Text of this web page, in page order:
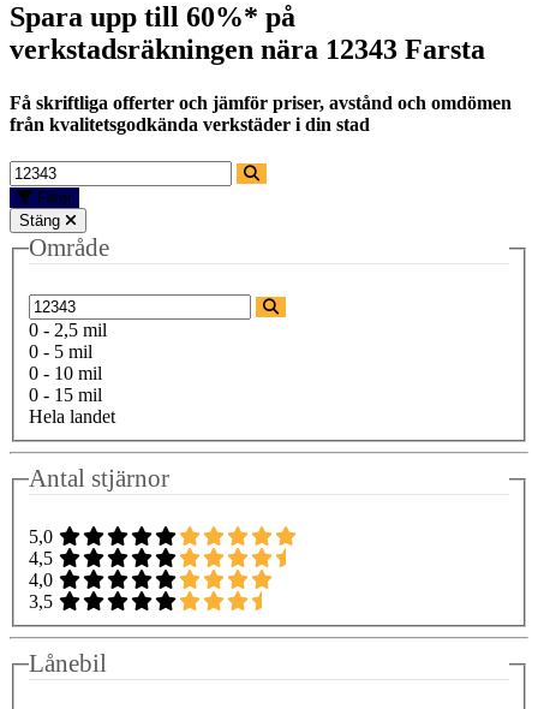
Spara upp till 60%* på
verkstadsräkningen nära 12343 Farsta
Få skriftliga offerter och jämför priser, avstånd och omdömen
från kvalitetsgodkända verkstäder i din stad
Filter
Stäng
Område
0 - 2,5 mil
0 - 5 mil
0 - 10 mil
0 - 15 mil
Hela landet
Antal stjärnor
5,0
4,5
4,0
3,5
Lånebil